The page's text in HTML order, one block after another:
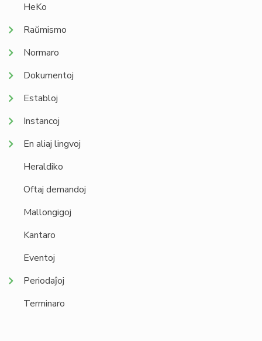
HeKo
Raŭmismo
Normaro
Dokumentoj
Establoj
Instancoj
En aliaj lingvoj
Heraldiko
Oftaj demandoj
Mallongigoj
Kantaro
Eventoj
Periodaĵoj
Terminaro